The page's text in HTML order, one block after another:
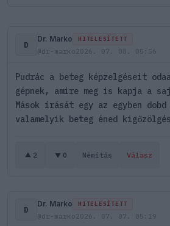
D
Dr. Marko HITELESÍTETT
@dr-marko2026. 07. 08. 05:56
Pudrác a beteg képzelgéseit
gépnek, amire meg is kapja a
Mások írását egy az egyben
valamelyik beteg éned
2 0 Némítás Válasz
D
Dr. Marko HITELESÍTETT
@dr-marko2026. 07. 07. 05:19